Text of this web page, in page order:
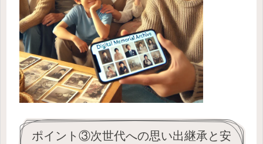
ポイント③次世代への思い出継承と安